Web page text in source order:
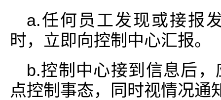
a.任何员工发现或接报
时，立即向控制中心汇报。
b.控制中心接到信息后
点控制事态，同时视情况通